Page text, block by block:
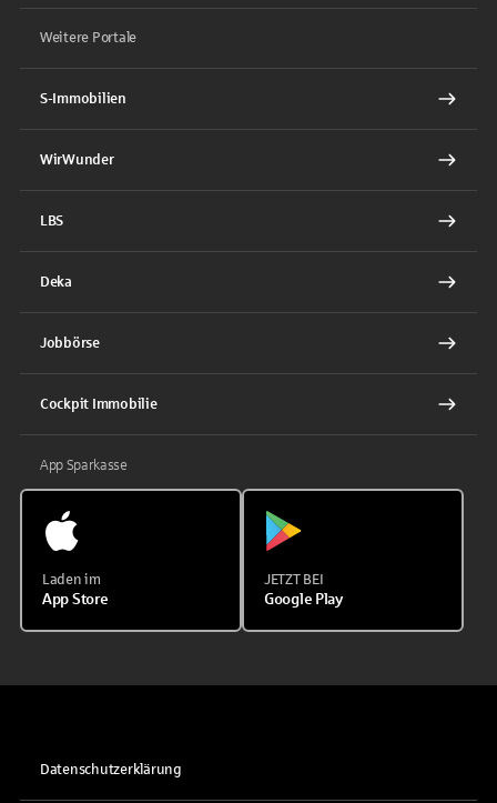
Weitere Portale
S-Immobilien
WirWunder
LBS
Deka
Jobbörse
Cockpit Immobilie
App Sparkasse
Laden im
App Store
JETZT BEI
Google Play
Datenschutzerklärung